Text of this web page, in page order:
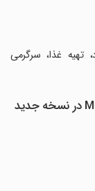
تهیه غذا، سرگرمی